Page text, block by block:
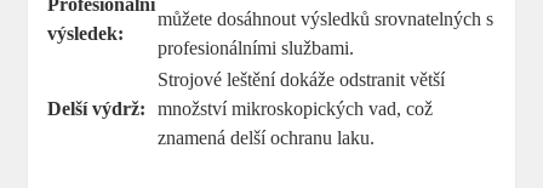
Profesionální
výsledek:
můžete dosáhnout⁤ výsledků srovnatelných s
profesionálními službami.
Delší výdrž:
Strojové leštění dokáže odstranit větší
množství ‌mikroskopických vad, což⁢
znamená delší ochranu laku.